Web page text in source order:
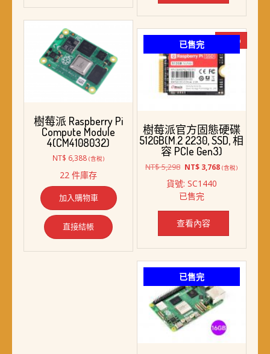
樹莓派 Raspberry Pi
Compute Module
4(CM4108032)
NT$ 6,388 (含稅)
22 件庫存
加入購物車
直接結帳
已售完 -29%
樹莓派官方固態硬碟
512GB(M.2 2230, SSD, 相
容 PCIe Gen3)
NT$5,298 原
價
格：
NT$ 5,298。
NT$ 3,768目
NT$ 3,768。
(含稅)
貨號: SC1440
已售完
查看內容
已售完